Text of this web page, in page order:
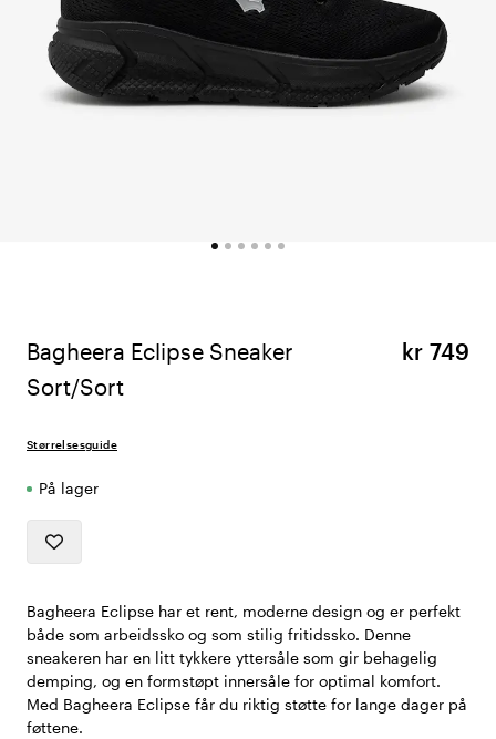
Bagheera Eclipse Sneaker
Sort/Sort
kr 749
Størrelsesguide
På lager
Bagheera Eclipse har et rent, moderne design og er perfekt
både som arbeidssko og som stilig fritidssko. Denne
sneakeren har en litt tykkere yttersåle som gir behagelig
demping, og en formstøpt innersåle for optimal komfort.
Med Bagheera Eclipse får du riktig støtte for lange dager på
føttene.